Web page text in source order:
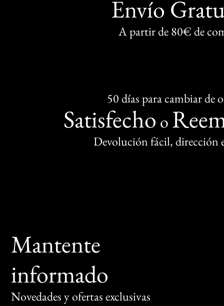
Envío
A partir de 80€ de
50 días para cambiar de
Satisfecho o
Devolución fácil, dirección
Mantente
informado
Novedades y ofertas exclusivas